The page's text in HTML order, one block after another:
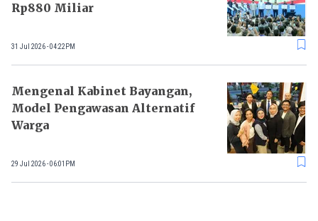
Rp880 Miliar
31 Jul 2026 - 04:22PM
Mengenal Kabinet Bayangan,
Model Pengawasan Alternatif
Warga
29 Jul 2026 - 06:01PM